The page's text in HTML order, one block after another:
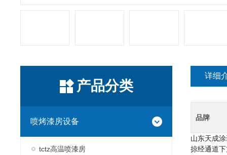
产品分类
喷烤漆房设备
tctz高温喷漆房
详细
品牌
山东天成
掠经通道